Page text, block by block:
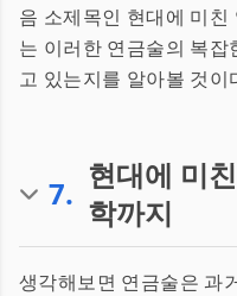
음 소제목인 현대에 미
는 이러한 연금술의 복
고 있는지를 알아볼 것이
7. 현대에 미
학까지
생각해보면 연금술은 과